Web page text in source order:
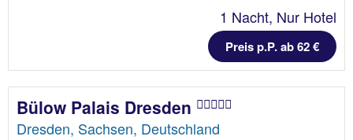
1 Nacht, Nur Hotel
Preis p.P. ab 62 €
Bülow Palais Dresden
Dresden, Sachsen, Deutschland